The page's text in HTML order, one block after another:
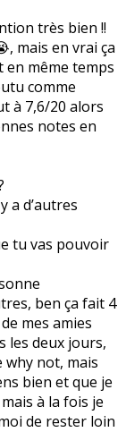
très bien !!
mais en vrai ça
en même temps
comme
à 7,6/20 alors
notes en
a d’autres
tu vas pouvoir
ben ça fait 4
mes amies
les deux jours,
why not, mais
bien et que je
à la fois je
de rester loin